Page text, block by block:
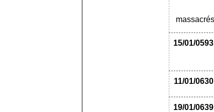
15/01/0593
11/01/0630
19/01/0639